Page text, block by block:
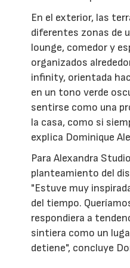
En el exterior, las
diferentes zonas de
lounge, comedor y
organizados
infinity, orientada
en un tono verde
sentirse como una
la casa, como si
explica Dominique
Para Alexandra
planteamiento del
"Estuve muy
del tiempo.
respondiera a
sintiera como un
detiene", concluye